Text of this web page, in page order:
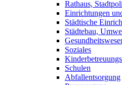
Rathaus,
Einrichtungen
Städtische
Städtebau,
Soziales
Schulen
Abfallentsorgung